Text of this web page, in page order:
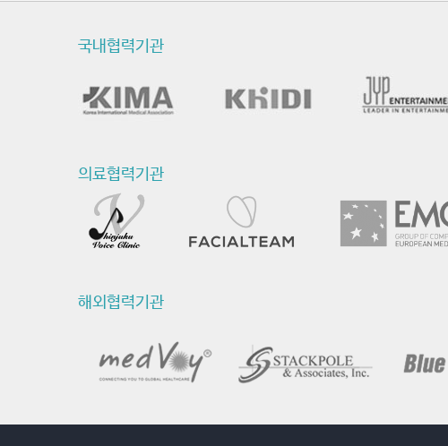
국내협력기관
의료협력기관
해외협력기관